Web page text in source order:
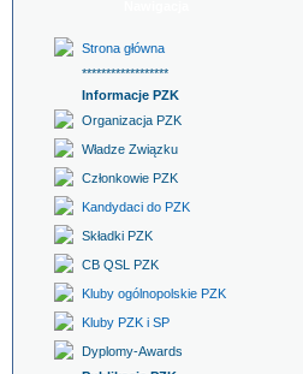
Strona główna
******************
Informacje PZK
Organizacja PZK
Władze Związku
Członkowie PZK
Kandydaci do PZK
Składki PZK
CB QSL PZK
Kluby ogólnopolskie PZK
Kluby PZK i SP
Dyplomy-Awards